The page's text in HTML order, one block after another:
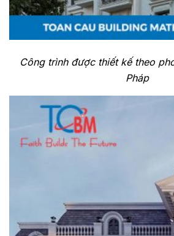
Công trình được thiết kế theo
Pháp